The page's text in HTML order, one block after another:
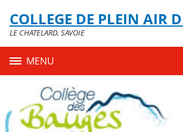
Contenu
COLLEGE DE PLEIN AIR
LE CHATELARD, SAVOIE
MENU